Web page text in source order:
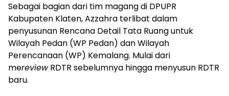
Sebagai bagian dari tim magang di DPUPR
Kabupaten Klaten, Azzahra terlibat dalam
penyusunan Rencana Detail Tata Ruang untuk
Wilayah Pedan (WP Pedan) dan Wilayah
Perencanaan (WP) Kemalang. Mulai dari
mereviewRDTR sebelumnya hingga menyusun RDTR
baru.